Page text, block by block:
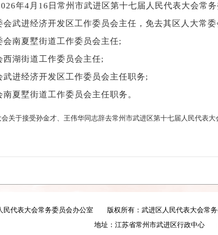
年4月16日常州市武进区第十七届人民代表大会常务
进经济开发区工作委员会主任，免去其区人大常委
南夏墅街道工作委员会主任;
湖街道工作委员会主任;
进经济开发区工作委员会主任职务;
墅街道工作委员会主任职务。
关于接受孙金才、王伟华同志辞去常州市武进区第十七届人民代表
民代表大会常务委员会办公室 版权所有：武进区人民代表大会
地址：江苏省常州市武进区行政中心